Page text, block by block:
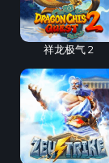
祥龙极气 2